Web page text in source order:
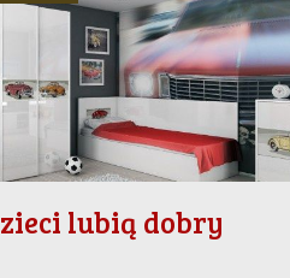
lubią dobry